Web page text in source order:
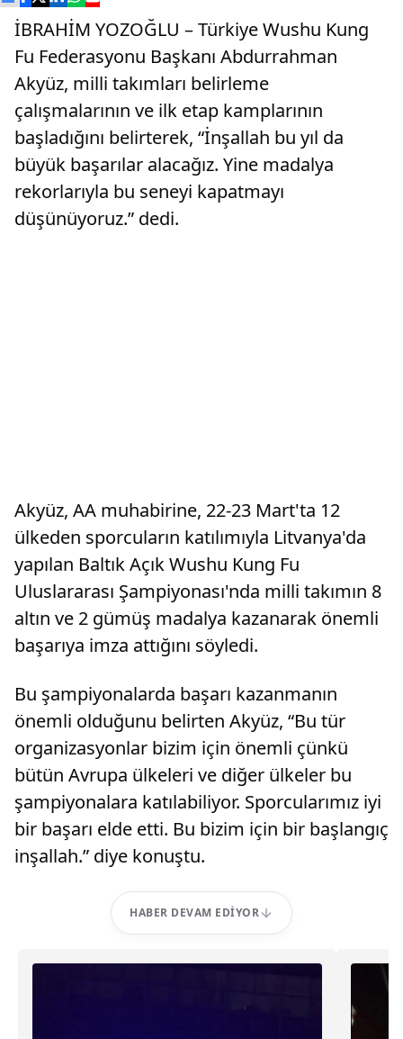
İBRAHİM YOZOĞLU – Türkiye Wushu Kung
Fu Federasyonu Başkanı Abdurrahman
Akyüz, milli takımları belirleme
çalışmalarının ve ilk etap kamplarının
başladığını belirterek, “İnşallah bu yıl da
büyük başarılar alacağız. Yine madalya
rekorlarıyla bu seneyi kapatmayı
düşünüyoruz.” dedi.
Akyüz, AA muhabirine, 22-23 Mart'ta 12
ülkeden sporcuların katılımıyla Litvanya'da
yapılan Baltık Açık Wushu Kung Fu
Uluslararası Şampiyonası'nda milli takımın 8
altın ve 2 gümüş madalya kazanarak önemli
başarıya imza attığını söyledi.
Bu şampiyonalarda başarı kazanmanın
önemli olduğunu belirten Akyüz, “Bu tür
organizasyonlar bizim için önemli çünkü
bütün Avrupa ülkeleri ve diğer ülkeler bu
şampiyonalara katılabiliyor. Sporcularımız iyi
bir başarı elde etti. Bu bizim için bir başlangıç
inşallah.” diye konuştu.
HABER DEVAM EDIYOR